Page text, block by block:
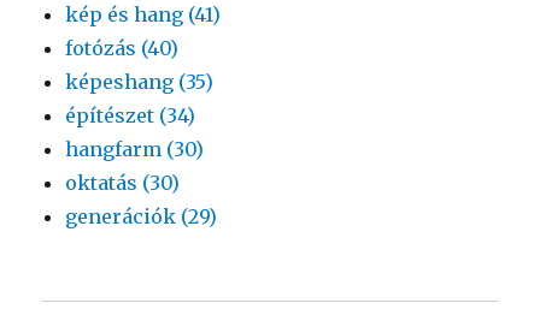
kép és hang (41)
fotózás (40)
képeshang (35)
építészet (34)
hangfarm (30)
oktatás (30)
generációk (29)